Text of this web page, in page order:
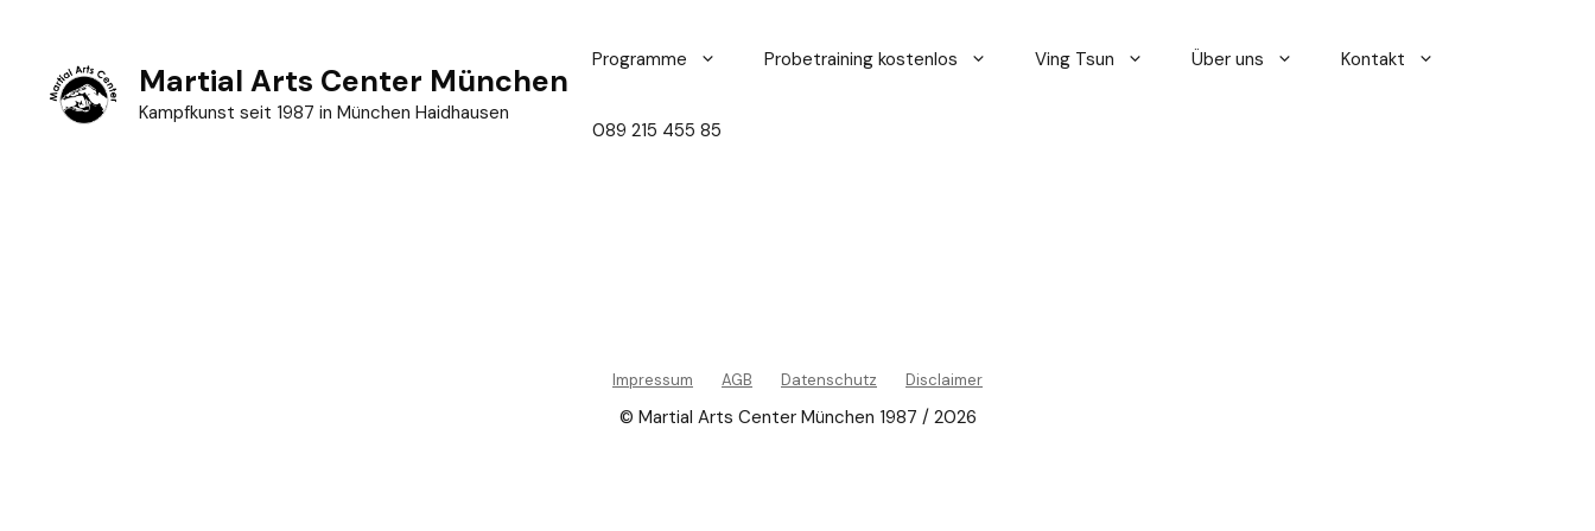
springen
Martial Arts Center München
Kampfkunst seit 1987 in München Haidhausen
Programme Probetraining kostenlos Ving Tsun Über uns Kontakt
089 215 455 85
Impressum AGB Datenschutz Disclaimer
© Martial Arts Center München 1987 / 2026